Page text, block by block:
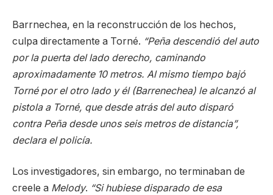
Barrnechea, en la reconstrucción de los hechos,
culpa directamente a Torné. “Peña descendió del auto
por la puerta del lado derecho, caminando
aproximadamente 10 metros. Al mismo tiempo bajó
Torné por el otro lado y él (Barrenechea) le alcanzó al
pistola a Torné, que desde atrás del auto disparó
contra Peña desde unos seis metros de distancia”,
declara el policía.
Los investigadores, sin embargo, no terminaban de
creele a Melody. “Si hubiese disparado de esa